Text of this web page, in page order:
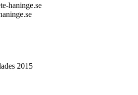
haninge.se
2015